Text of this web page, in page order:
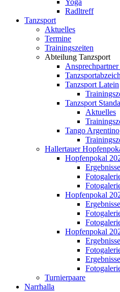
Yoga
Radltreff
Tanzsport
Aktuelles
Termine
Trainingszeiten
Abteilung Tanzsport
Tanzsport Latein
Tanzsport
Aktuelles
Tango Argentino
Hallertauer
Hopfenpokal
Ergebnisse
Hopfenpokal
Ergebnisse
Hopfenpokal
Turnierpaare
Narrhalla